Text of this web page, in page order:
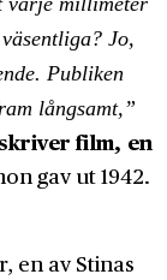
Jo,
Publiken
långsamt,”
film, en
gav ut 1942.
en av Stinas